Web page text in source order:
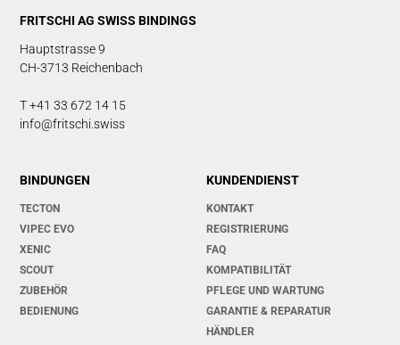
FRITSCHI AG SWISS BINDINGS
Hauptstrasse 9
CH-3713 Reichenbach
T +41 33 672 14 15
info@fritschi.swiss
BINDUNGEN
TECTON
VIPEC EVO
XENIC
SCOUT
ZUBEHÖR
BEDIENUNG
KUNDENDIENST
KONTAKT
REGISTRIERUNG
FAQ
KOMPATIBILITÄT
PFLEGE UND WARTUNG
GARANTIE & REPARATUR
HÄNDLER